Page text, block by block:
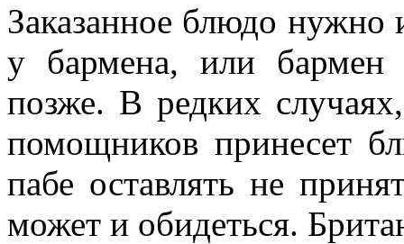
Заказанное блюдо нужно
у бармена, или бармен
позже. В редких
помощников принесет
пабе оставлять не
может и обидеться.